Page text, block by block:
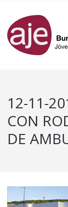
12-11-
CON
DE